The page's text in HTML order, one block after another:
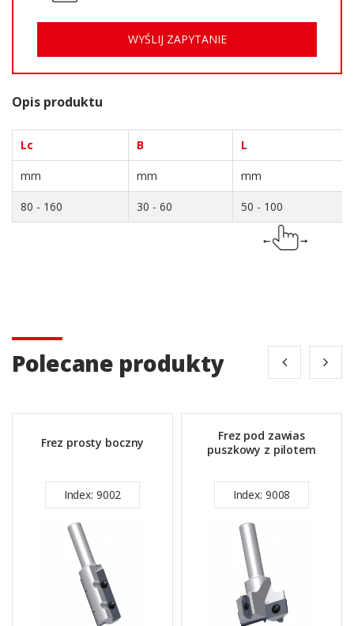
WYŚLIJ ZAPYTANIE
Opis produktu
Lc B L
mm mm mm
80 - 160 30 - 60 50 - 100
Polecane produkty
Frez prosty boczny
Index: 9002
Frez pod zawias
puszkowy z pilotem
Index: 9008